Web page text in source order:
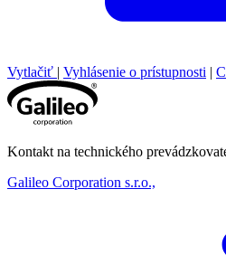
Vytlačiť | Vyhlásenie o prístupnosti |
Kontakt na technického
Galileo Corporation s.r.o.,